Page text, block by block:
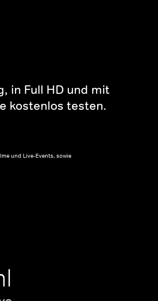
in Full HD und mit
kostenlos testen.
und Live-Events, sowie